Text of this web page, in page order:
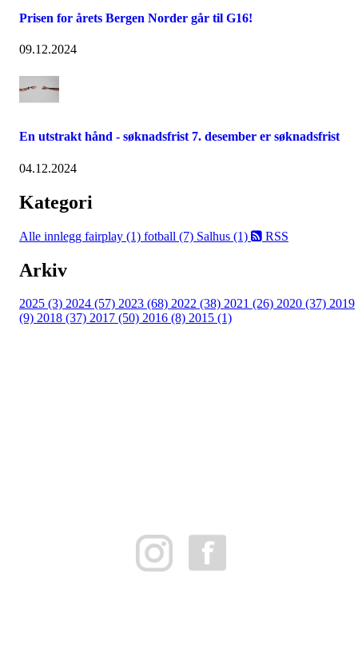
Prisen for årets Bergen Norder går til G16!
09.12.2024
En utstrakt hånd - søknadsfrist 7. desember er søknadsfrist
04.12.2024
Kategori
Alle innlegg fairplay (1) fotball (7) Salhus (1) RSS
Arkiv
2025 (3) 2024 (57) 2023 (68) 2022 (38) 2021 (26) 2020 (37) 2019
(9) 2018 (37) 2017 (50) 2016 (8) 2015 (1)